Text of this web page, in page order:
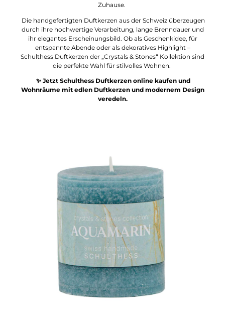
Zuhause.
Die handgefertigten Duftkerzen aus der Schweiz überzeugen
durch ihre hochwertige Verarbeitung, lange Brenndauer und
ihr elegantes Erscheinungsbild. Ob als Geschenkidee, für
entspannte Abende oder als dekoratives Highlight –
Schulthess Duftkerzen der „Crystals & Stones“ Kollektion sind
die perfekte Wahl für stilvolles Wohnen.
✨ Jetzt Schulthess Duftkerzen online kaufen und
Wohnräume mit edlen Duftkerzen und modernem Design
veredeln.